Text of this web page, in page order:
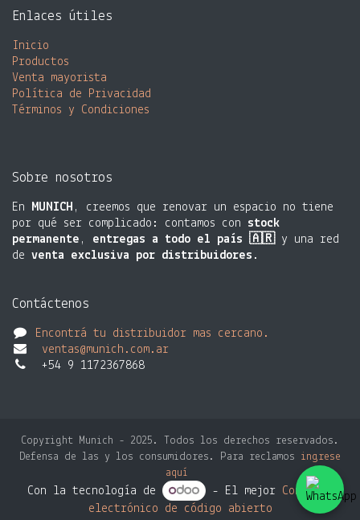
Enlaces útiles
Inicio
Productos
Venta mayorista​
Política de Privacidad
Términos y Condiciones
Sobre nosotros
En MUNICH , creemos que renovar un espacio no tiene
por qué ser complicado: contamos con stock
permanente , entregas a todo el país 🇦🇷y una red
de venta exclusiva por distribuidores .
Contáctenos
Encontrá tu distribuidor mas cercano.
ventas@munich.com.ar
+54 9 1172367868
Copyright Munich - 2025. Todos los derechos reservados.
Defensa de las y los consumidores. Para reclamos ingrese
aquí
Con la tecnología de - El mejor Comercio
electrónico de código abierto